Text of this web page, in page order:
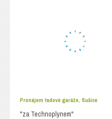
Pronájem řadové garáže, Sušice
"za Technoplynem"